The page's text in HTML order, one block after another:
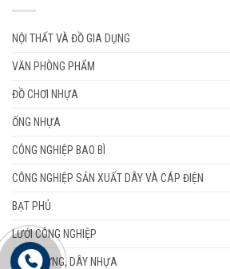
NỘI THẤT VÀ ĐỒ GIA DỤNG
VĂN PHÒNG PHẨM
ĐỒ CHƠI NHỰA
ỐNG NHỰA
CÔNG NGHIỆP BAO BÌ
CÔNG NGHIỆP SẢN XUẤT DÂY VÀ CÁP ĐIỆN
BẠT PHỦ
LƯỚI CÔNG NGHIỆP
DÂY THỪNG, DÂY NHỰA